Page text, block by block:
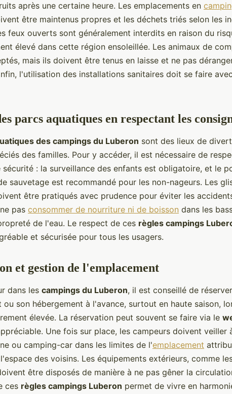
après une certaine heure. Les emplacements en
être maintenus propres et les déchets triés selon les
feux ouverts sont généralement interdits en raison du
élevé dans cette région ensoleillée. Les animaux de
mais ils doivent être tenus en laisse et ne pas
l'utilisation des installations sanitaires doit se faire
parcs aquatiques en respectant les
des campings du Luberon sont des lieux de
des familles. Pour y accéder, il est nécessaire de
sécurité : la surveillance des enfants est obligatoire, et le
sauvetage est recommandé pour les non-nageurs. Les
être pratiqués avec prudence pour éviter les
pas consommer de nourriture ni de boisson dans les
de l'eau. Le respect de ces règles campings
et sécurisée pour tous les usagers.
et gestion de l'emplacement
dans les campings du Luberon, il est conseillé de
ou son hébergement à l'avance, surtout en haute saison,
élevée. La réservation peut souvent se faire via le
Une fois sur place, les campeurs doivent veiller
ou camping-car dans les limites de l'emplacement
des voisins. Les équipements extérieurs, comme
être disposés de manière à ne pas gêner la
ces règles campings Luberon permet de vivre en